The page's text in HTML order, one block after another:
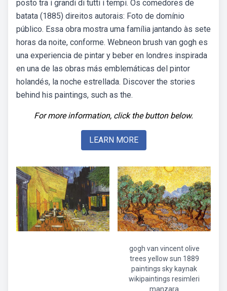
posto tra i grandi di tutti i tempi. Os comedores de
batata (1885) direitos autorais: Foto de domínio
público. Essa obra mostra uma família jantando às sete
horas da noite, conforme. Webneon brush van gogh es
una experiencia de pintar y beber en londres inspirada
en una de las obras más emblemáticas del pintor
holandés, la noche estrellada. Discover the stories
behind his paintings, such as the.
For more information, click the button below.
LEARN MORE
gogh van vincent olive
trees yellow sun 1889
paintings sky kaynak
wikipaintings resimleri
manzara